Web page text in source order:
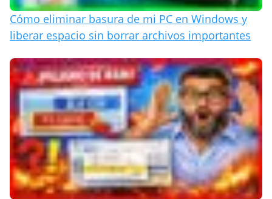
Cómo eliminar basura de mi PC en Windows y
liberar espacio sin borrar archivos importantes